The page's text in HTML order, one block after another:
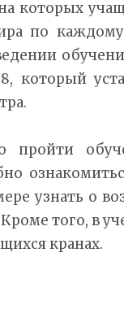
которых
по
который
пройти
узнать о
того, в
кранах.